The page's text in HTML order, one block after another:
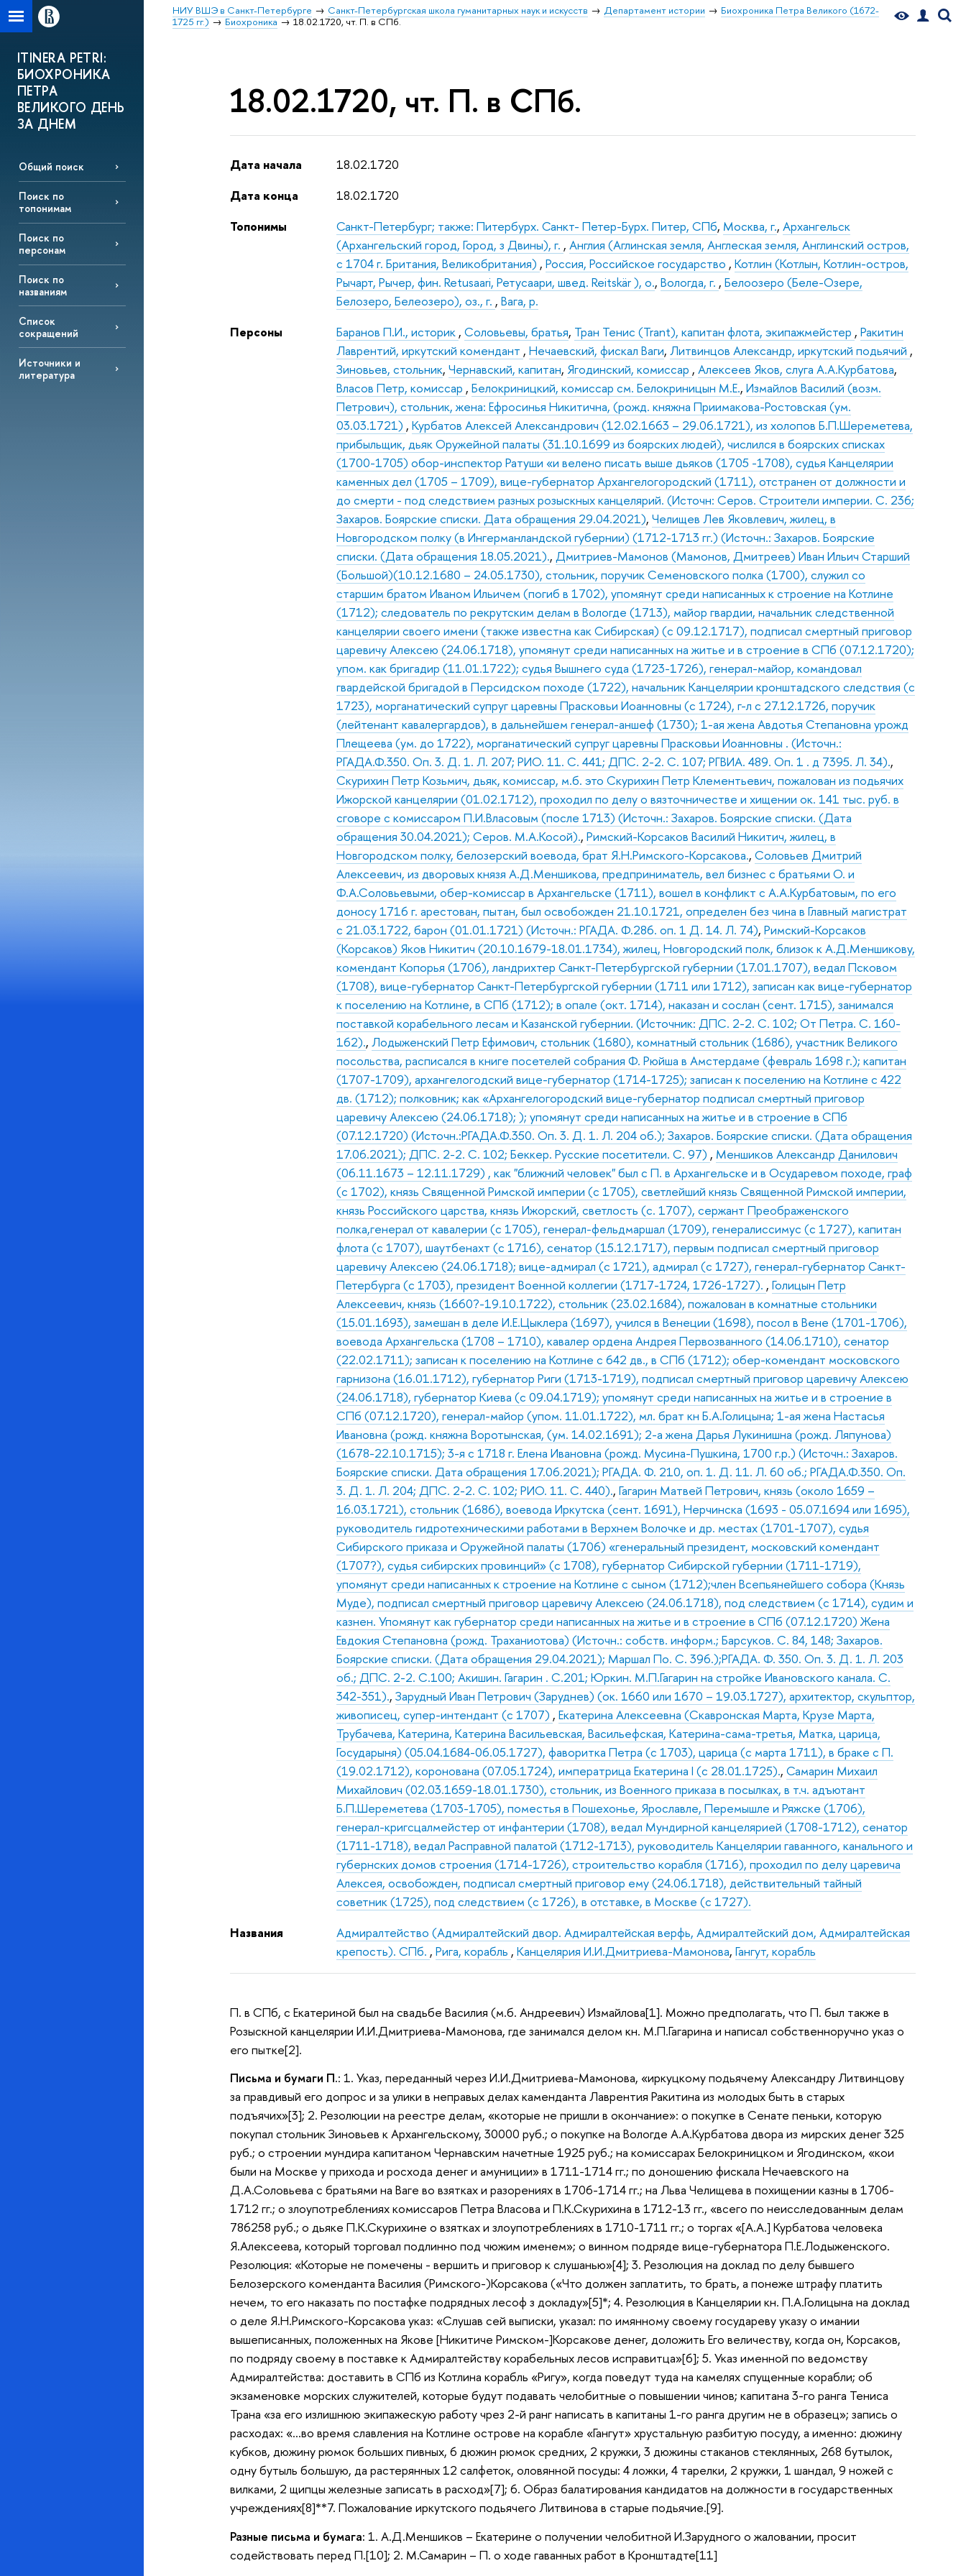
НИУ ВШЭ в Санкт-Петербурге Санкт-Петербургская школа гуманитарных наук и искусств Департамент истории
Биохроника Петра Великого (1672-
1725 гг.)
Биохроника 18.02.1720, чт. П. в СПб.
ITINERA PETRI:
БИОХРОНИКА
ПЕТРА
ВЕЛИКОГО ДЕНЬ
ЗА ДНЕМ
Общий поиск
Поиск по
топонимам
Поиск по
персонам
Поиск по
названиям
Список
сокращений
Источники и
литература
18.02.1720, чт. П. в СПб.
Дата начала
18.02.1720
Дата конца
18.02.1720
Топонимы
Санкт-Петербург; также: Питербурх. Санкт- Петер-Бурх. Питер, СПб, Москва, г.,Архангельск
(Архангельский город, Город, з Двины), г. ,Англия (Аглинская земля, Англеская земля, Англинский остров,
с 1704 г. Британия, Великобритания) ,Россия, Российское государство ,Котлин (Котлын, Котлин-остров,
Рычарт, Рычер, фин. Retusaari, Ретусаари, швед. Reitskär ), о.,Вологда, г. ,Белоозеро (Беле-Озере,
Белозеро, Белеозеро), оз., г. ,Вага, р.
Персоны
Баранов П.И., историк ,Соловьевы, братья, Тран Тенис (Trant), капитан флота, экипажмейстер ,Ракитин
Лаврентий, иркутский комендант ,Нечаевский, фискал Ваги,Литвинцов Александр, иркутский подьячий ,
Зиновьев, стольник,Чернавский, капитан, Ягодинский, комиссар ,Алексеев Яков, слуга А.А.Курбатова,
Власов Петр, комиссар ,Белокриницкий, комиссар см. Белокриницын М.Е.,Измайлов Василий (возм.
Петрович), стольник, жена: Ефросинья Никитична, (рожд. княжна Приимакова-Ростовская (ум.
03.03.1721) ,Курбатов Алексей Александрович (12.02.1663 – 29.06.1721), из холопов Б.П.Шереметева,
прибыльщик, дьяк Оружейной палаты (31.10.1699 из боярских людей), числился в боярских списках
(1700-1705) обор-инспектор Ратуши «и велено писать выше дьяков (1705 -1708), судья Канцелярии
каменных дел (1705 – 1709), вице-губернатор Архангелогородский (1711), отстранен от должности и
до смерти - под следствием разных розыскных канцелярий. (Источн: Серов. Строители империи. С. 236;
Захаров. Боярские списки. Дата обращения 29.04.2021),Челищев Лев Яковлевич, жилец, в
Новгородском полку (в Ингерманландской губернии) (1712-1713 гг.) (Источн.: Захаров. Боярские
списки. (Дата обращения 18.05.2021).,Дмитриев-Мамонов (Мамонов, Дмитреев) Иван Ильич Старший
(Большой)(10.12.1680 – 24.05.1730), стольник, поручик Семеновского полка (1700), служил со
старшим братом Иваном Ильичем (погиб в 1702), упомянут среди написанных к строение на Котлине
(1712); следователь по рекрутским делам в Вологде (1713), майор гвардии, начальник следственной
канцелярии своего имени (также известна как Сибирская) (с 09.12.1717), подписал смертный приговор
царевичу Алексею (24.06.1718), упомянут среди написанных на житье и в строение в СПб (07.12.1720);
упом. как бригадир (11.01.1722); судья Вышнего суда (1723-1726), генерал-майор, командовал
гвардейской бригадой в Персидском походе (1722), начальник Канцелярии кронштадского следствия (с
1723), морганатический супруг царевны Прасковьи Иоанновны (с 1724), г-л с 27.12.1726, поручик
(лейтенант кавалергардов), в дальнейшем генерал-аншеф (1730); 1-ая жена Авдотья Степановна урожд
Плещеева (ум. до 1722), морганатический супруг царевны Прасковьи Иоанновны . (Источн.:
РГАДА.Ф.350. Оп. 3. Д. 1. Л. 207; РИО. 11. С. 441; ДПС. 2-2. С. 107; РГВИА. 489. Оп. 1 . д 7395. Л. 34).,
Скурихин Петр Козьмич, дьяк, комиссар, м.б. это Скурихин Петр Клементьевич, пожалован из подьячих
Ижорской канцелярии (01.02.1712), проходил по делу о вязточничестве и хищении ок. 141 тыс. руб. в
сговоре с комиссаром П.И.Власовым (после 1713) (Источн.: Захаров. Боярские списки. (Дата
обращения 30.04.2021); Серов. М.А.Косой).,Римский-Корсаков Василий Никитич, жилец, в
Новгородском полку, белозерский воевода, брат Я.Н.Римского-Корсакова.,Соловьев Дмитрий
Алексеевич, из дворовых князя А.Д.Меншикова, предприниматель, вел бизнес с братьями О. и
Ф.А.Соловьевыми, обер-комиссар в Архангельске (1711), вошел в конфликт с А.А.Курбатовым, по его
доносу 1716 г. арестован, пытан, был освобожден 21.10.1721, определен без чина в Главный магистрат
с 21.03.1722, барон (01.01.1721) (Источн.: РГАДА. Ф.286. оп. 1 Д. 14. Л. 74),Римский-Корсаков
(Корсаков) Яков Никитич (20.10.1679-18.01.1734), жилец, Новгородский полк, близок к А.Д.Меншикову,
комендант Копорья (1706), ландрихтер Санкт-Петербургской губернии (17.01.1707), ведал Псковом
(1708), вице-губернатор Санкт-Петербургской губернии (1711 или 1712), записан как вице-губернатор
к поселению на Котлине, в СПб (1712); в опале (окт. 1714), наказан и сослан (сент. 1715), занимался
поставкой корабельного лесам и Казанской губернии. (Источник: ДПС. 2-2. С. 102; От Петра. С. 160-
162).,Лодыженский Петр Ефимович, стольник (1680), комнатный стольник (1686), участник Великого
посольства, расписался в книге посетелей собрания Ф. Рюйша в Амстердаме (февраль 1698 г.); капитан
(1707-1709), архангелогодский вице-губернатор (1714-1725); записан к поселению на Котлине с 422
дв. (1712); полковник; как «Архангелогородский вице-губернатор подписал смертный приговор
царевичу Алексею (24.06.1718); ); упомянут среди написанных на житье и в строение в СПб
(07.12.1720) (Источн.:РГАДА.Ф.350. Оп. 3. Д. 1. Л. 204 об.); Захаров. Боярские списки. (Дата обращения
17.06.2021); ДПС. 2-2. С. 102; Беккер. Русские посетители. С. 97) , Меншиков Александр Данилович
(06.11.1673 – 12.11.1729) , как "ближний человек" был с П. в Архангельске и в Осударевом походе, граф
(с 1702), князь Священной Римской империи (с 1705), светлейший князь Священной Римской империи,
князь Российского царства, князь Ижорский, светлость (с. 1707), сержант Преображенского
полка,генерал от кавалерии (с 1705), генерал-фельдмаршал (1709), генералиссимус (с 1727), капитан
флота (с 1707), шаутбенахт (с 1716), сенатор (15.12.1717), первым подписал смертный приговор
царевичу Алексею (24.06.1718); вице-адмирал (с 1721), адмирал (с 1727), генерал-губернатор Санкт-
Петербурга (с 1703), президент Военной коллегии (1717-1724, 1726-1727). ,Голицын Петр
Алексеевич, князь (1660?-19.10.1722), стольник (23.02.1684), пожалован в комнатные стольники
(15.01.1693), замешан в деле И.Е.Цыклера (1697), учился в Венеции (1698), посол в Вене (1701-1706),
воевода Архангельска (1708 – 1710), кавалер ордена Андрея Первозванного (14.06.1710), сенатор
(22.02.1711); записан к поселению на Котлине с 642 дв., в СПб (1712); обер-комендант московского
гарнизона (16.01.1712), губернатор Риги (1713-1719), подписал смертный приговор царевичу Алексею
(24.06.1718), губернатор Киева (с 09.04.1719); упомянут среди написанных на житье и в строение в
СПб (07.12.1720), генерал-майор (упом. 11.01.1722), мл. брат кн Б.А.Голицына; 1-ая жена Настасья
Ивановна (рожд. княжна Воротынская, (ум. 14.02.1691); 2-а жена Дарья Лукинишна (рожд. Ляпунова)
(1678-22.10.1715); 3-я с 1718 г. Елена Ивановна (рожд. Мусина-Пушкина, 1700 г.р.) (Источн.: Захаров.
Боярские списки. Дата обращения 17.06.2021); РГАДА. Ф. 210, оп. 1. Д. 11. Л. 60 об.; РГАДА.Ф.350. Оп.
3. Д. 1. Л. 204; ДПС. 2-2. С. 102; РИО. 11. С. 440).,Гагарин Матвей Петрович, князь (около 1659 –
16.03.1721), стольник (1686), воевода Иркутска (сент. 1691), Нерчинска (1693 - 05.07.1694 или 1695),
руководитель гидротехническими работами в Верхнем Волочке и др. местах (1701-1707), судья
Сибирского приказа и Оружейной палаты (1706) «генеральный президент, московский комендант
(1707?), судья сибирских провинций» (с 1708), губернатор Сибирской губернии (1711-1719),
упомянут среди написанных к строение на Котлине с сыном (1712);член Всепьянейшего собора (Князь
Муде), подписал смертный приговор царевичу Алексею (24.06.1718), под следствием (с 1714), судим и
казнен. Упомянут как губернатор среди написанных на житье и в строение в СПб (07.12.1720) Жена
Евдокия Степановна (рожд. Траханиотова) (Источн.: собств. информ.; Барсуков. С. 84, 148; Захаров.
Боярские списки. (Дата обращения 29.04.2021); Маршал По. С. 396.);РГАДА. Ф. 350. Оп. 3. Д. 1. Л. 203
об.; ДПС. 2-2. С.100; Акишин. Гагарин . С.201; Юркин. М.П.Гагарин на стройке Ивановского канала. С.
342-351).,Зарудный Иван Петрович (Заруднев) (ок. 1660 или 1670 – 19.03.1727), архитектор, скульптор,
живописец, супер-интендант (с 1707) ,Екатерина Алексеевна (Скавронская Марта, Крузе Марта,
Трубачева, Катерина, Катерина Васильевская, Васильефская, Катерина-сама-третья, Матка, царица,
Государыня) (05.04.1684-06.05.1727), фаворитка Петра (с 1703), царица (с марта 1711), в браке с П.
(19.02.1712), коронована (07.05.1724), императрица Екатерина I (с 28.01.1725).,Самарин Михаил
Михайлович (02.03.1659-18.01.1730), стольник, из Военного приказа в посылках, в т.ч. адъютант
Б.П.Шереметева (1703-1705), поместья в Пошехонье, Ярославле, Перемышле и Ряжске (1706),
генерал-кригсцалмейстер от инфантерии (1708), ведал Мундирной канцелярией (1708-1712), сенатор
(1711-1718), ведал Расправной палатой (1712-1713), руководитель Канцелярии гаванного, канального и
губернских домов строения (1714-1726), строительство корабля (1716), проходил по делу царевича
Алексея, освобожден, подписал смертный приговор ему (24.06.1718), действительный тайный
советник (1725), под следствием (с 1726), в отставке, в Москве (с 1727).
Названия
Адмиралтейство (Адмиралтейский двор. Адмиралтейская верфь, Адмиралтейский дом, Адмиралтейская
крепость). СПб. ,Рига, корабль ,Канцелярия И.И.Дмитриева-Мамонова,Гангут, корабль
П. в СПб, с Екатериной был на свадьбе Василия (м.б. Андреевич) Измайлова[1]. Можно предполагать, что П. был также в
Розыскной канцелярии И.И.Дмитриева-Мамонова, где занимался делом кн. М.П.Гагарина и написал собственноручно указ о
его пытке[2].
Письма и бумаги П.: 1. Указ, переданный через И.И.Дмитриева-Мамонова, «иркуцкому подьячему Александру Литвинцову
за правдивый его допрос и за улики в неправых делах каменданта Лаврентия Ракитина из молодых быть в старых
подъячих»[3]; 2. Резолюции на реестре делам, «которые не пришли в окончание»: о покупке в Сенате пеньки, которую
покупал стольник Зиновьев к Архангельскому, 30000 руб.; о покупке на Вологде А.А.Курбатова двора из мирских денег 325
руб.; о строении мундира капитаном Чернавским начетные 1925 руб.; на комиссарах Белокриницком и Ягодинском, «кои
были на Москве у прихода и росхода денег и амуниции» в 1711-1714 гг.; по доношению фискала Нечаевского на
Д.А.Соловьева с братьями на Ваге во взятках и разорениях в 1706-1714 гг.; на Льва Челищева в похищении казны в 1706-
1712 гг.; о злоупотреблениях комиссаров Петра Власова и П.К.Скурихина в 1712-13 гг., «всего по неисследованным делам
786258 руб.; о дьяке П.К.Скурихине о взятках и злоупотреблениях в 1710-1711 гг.; о торгах «[А.А.] Курбатова человека
Я.Алексеева, который торговал подлинно под чюжим именем»; о винном подряде вице-губернатора П.Е.Лодыженского.
Резолюция: «Которые не помечены - вершить и приговор к слушанью»[4]; 3. Резолюция на доклад по делу бывшего
Белозерского коменданта Василия (Римского-)Корсакова («Что должен заплатить, то брать, а понеже штрафу платить
нечем, то его наказать по постафке подрядных лесоф з докладу»[5]*; 4. Резолюция в Канцелярии кн. П.А.Голицына на доклад
о деле Я.Н.Римского-Корсакова указ: «Слушав сей выписки, указал: по имянному своему государеву указу о имании
вышеписанных, положенных на Якове [Никитиче Римском-]Корсакове денег, доложить Его величеству, когда он, Корсаков,
по подряду своему в поставке к Адмиралтейству корабельных лесов исправитца»[6]; 5. Указ именной по ведомству
Адмиралтейства: доставить в СПб из Котлина корабль «Ригу», когда поведут туда на камелях спущенные корабли; об
экзаменовке морских служителей, которые будут подавать челобитные о повышении чинов; капитана 3-го ранга Тениса
Трана «за его излишнюю экипажескую работу чрез 2-й ранг написать в капитаны 1-го ранга другим не в образец»; запись о
расходах: «…во время славления на Котлине острове на корабле «Гангут» хрустальную разбитую посуду, а именно: дюжину
кубков, дюжину рюмок больших пивных, 6 дюжин рюмок средних, 2 кружки, 3 дюжины стаканов стеклянных, 268 бутылок,
одну бутыль большую, да растерянных 12 салфеток, оловянной посуды: 4 ложки, 4 тарелки, 2 кружки, 1 шандал, 9 ножей с
вилками, 2 щипцы железные записать в расход»[7]; 6. Образ балатирования кандидатов на должности в государственных
учреждениях[8]**7. Пожалование иркутского подьячего Литвинова в старые подьячие.[9].
Разные письма и бумага: 1. А.Д.Меншиков – Екатерине о получении челобитной И.Зарудного о жаловании, просит
содействовать перед П.[10]; 2. М.Самарин – П. о ходе гаванных работ в Кронштадте[11]